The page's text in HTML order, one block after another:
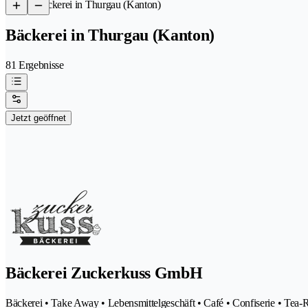
/Bäckerei in Thurgau (Kanton)
Bäckerei in Thurgau (Kanton)
81 Ergebnisse
Jetzt geöffnet
Bäckerei Zuckerkuss GmbH
Bäckerei • Take Away • Lebensmittelgeschäft • Café • Confiserie • Tea-